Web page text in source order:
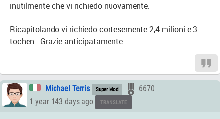
inutilmente che vi richiedo nuovamente.
Ricapitolando vi richiedo cortesemente 2,4 milioni e 3
tochen . Grazie anticipatamente
Michael Terris Super Mod
6670
1 year 143 days ago
TRANSLATE